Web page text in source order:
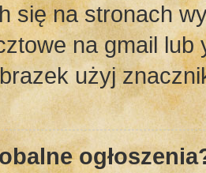
się na stronach
na gmail lub
użyj